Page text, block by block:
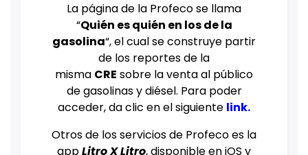
La página de la Profeco se llama
“Quién es quién en los de la
gasolina“, el cual se construye partir
de los reportes de la
misma CRE sobre la venta al público
de gasolinas y diésel. Para poder
acceder, da clic en el siguiente link.
Otros de los servicios de Profeco es la
appLitro X Litro, disponible en iOS y